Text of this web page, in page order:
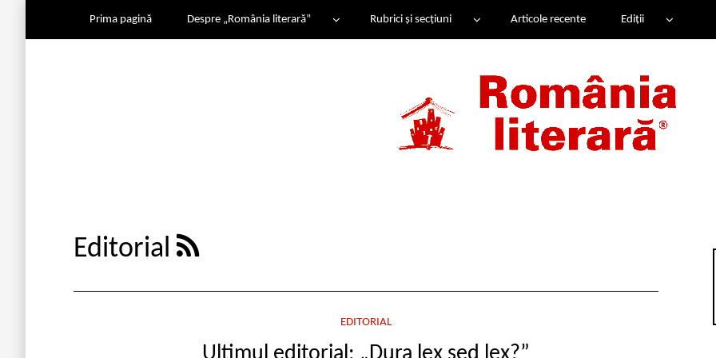
Prima pagină Despre „România literară” Rubrici și secțiuni Articole recente Ediții
Editorial
EDITORIAL